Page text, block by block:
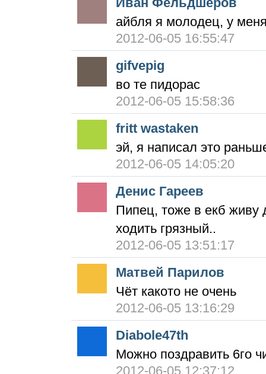
айбля я молодец, у
2012-06-05 16:55:47
gifvepig
во те пидорас
2012-06-05 15:58:36
fritt wastaken
эй, я написал это
2012-06-05 14:05:20
Денис Гареев
Пипец, тоже в екб живу
ходить грязный..
2012-06-05 13:51:17
Матвей Парилов
Чёт какото не очень
2012-06-05 13:16:29
Diabole47th
Можно поздравить 6го
2012-06-05 12:37:12